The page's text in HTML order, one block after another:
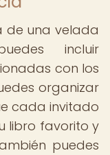
de una velada
incluir
con los
organizar
cada invitado
libro favorito y
puedes